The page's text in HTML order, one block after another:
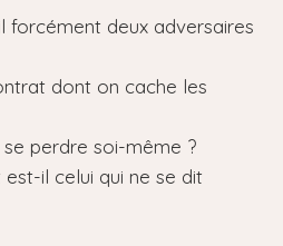
forcément deux adversaires
dont on cache les
perdre soi-même ?
est-il celui qui ne se dit